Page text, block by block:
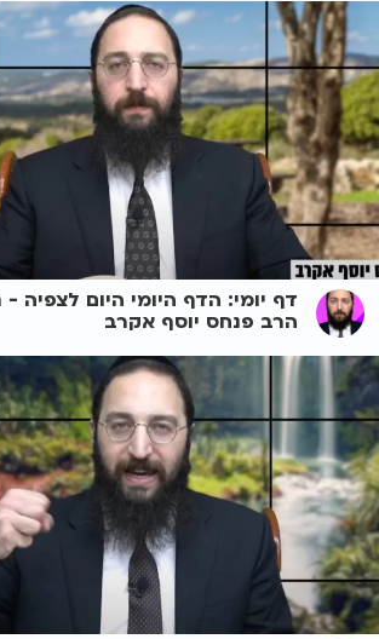
דף יומי: הדף היומי היום לצפיה
הרב פנחס יוסף אקרב